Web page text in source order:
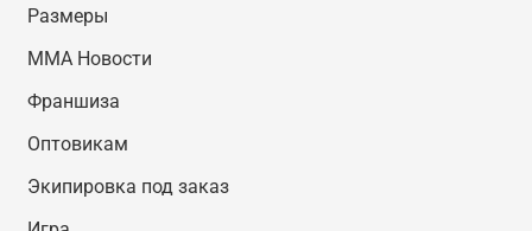
Размеры
MMA Новости
Франшиза
Оптовикам
Экипировка под заказ